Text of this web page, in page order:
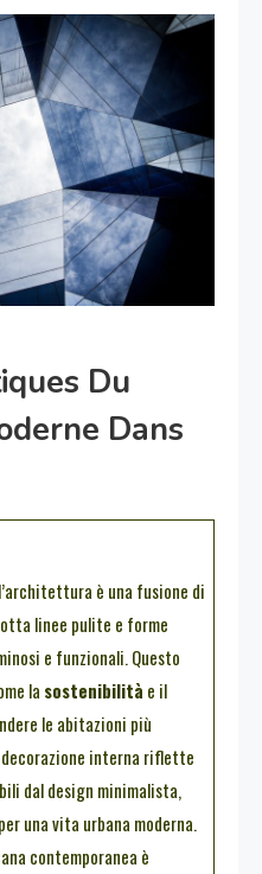
Du
Dans
è una fusione di
linee pulite e forme
e funzionali. Questo
la sostenibilità e il
le abitazioni più
interna riflette
dal design minimalista,
una vita urbana moderna.
contemporanea è